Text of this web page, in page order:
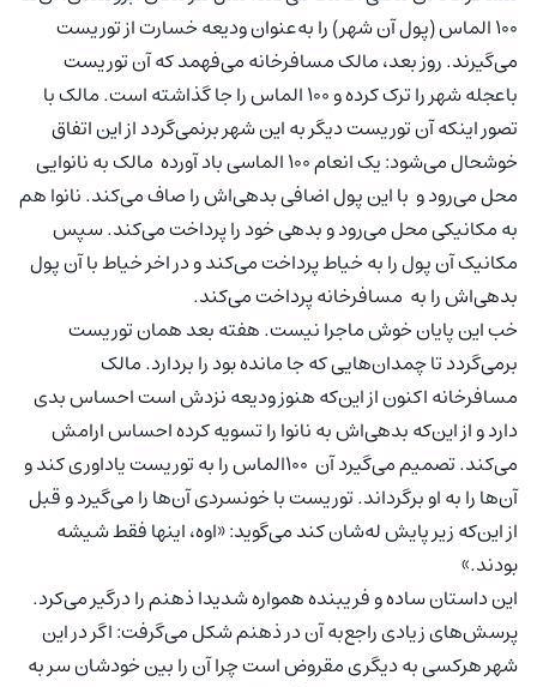
100 الماس (پول آن شهر) را به‌عنوان ودیعه خسارت از توریست
می‌گیرند. روز بعد، مالک مسافرخانه می‌فهمد که آن توریست
باعجله شهر را ترک کرده و 100 الماس را جا گذاشته است. مالک با
تصور اینکه آن توریست دیگر به این شهر برنمی‌گردد از این اتفاق
خوشحال می‌شود: یک انعام 100 الماسی باد آورده مالک به نانوایی
محل می‌رود و با این پول اضافی بدهی‌اش را صاف می‌کند. نانوا هم
به مکانیکی محل می‌رود و بدهی خود را پرداخت می‌کند. سپس
مکانیک آن پول را به خیاط پرداخت می‌کند و در اخر خیاط با آن پول
بدهی‌اش را به مسافرخانه پرداخت می‌کند.
خب این پایان خوش ماجرا نیست. هفته بعد همان توریست
برمی‌گردد تا چمدان‌هایی که جا مانده بود را بردارد. مالک
مسافرخانه اکنون از این‌که هنوز ودیعه نزدش است احساس بدی
دارد و از این‌که بدهی‌اش به نانوا را تسویه کرده احساس ارامش
می‌کند. تصمیم می‌گیرد آن 100الماس را به توریست یاداوری کند و
آن‌ها را به او برگرداند. توریست با خونسردی آن‌ها را می‌گیرد و قبل
از این‌که زیر پایش له‌شان کند می‌گوید: «اوه، اینها فقط شیشه
بودند.»
این داستان ساده و فریبنده همواره شدیدا ذهنم را درگیر می‌کرد.
پرسش‌های زیادی راجع‌به آن در ذهنم شکل می‌گرفت: اگر در این
شهر هرکسی به دیگری مقروض است چرا آن را بین خودشان سر به